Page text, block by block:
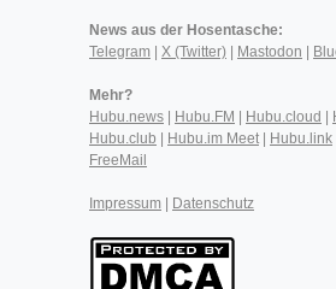
News aus der Hosentasche:
Telegram
X (Twitter) Mastodon
Mehr?
Hubu.news
Hubu.FM Hubu.cloud
Hubu.club
Hubu.im Meet| Hubu.link
FreeMail
Impressum Datenschutz